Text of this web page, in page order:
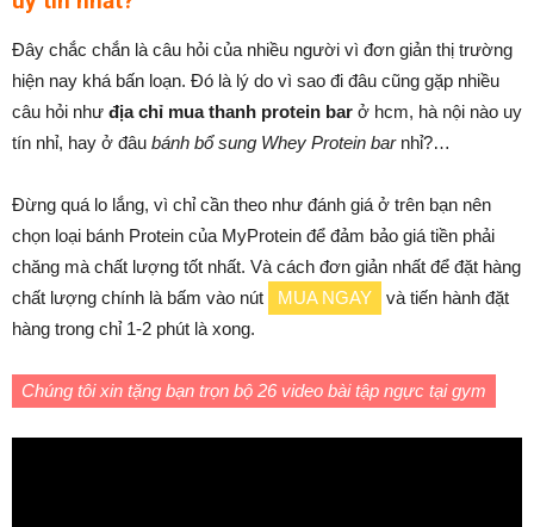
Đây chắc chắn là câu hỏi của nhiều người vì đơn giản thị trường
hiện nay khá bấn loạn. Đó là lý do vì sao đi đâu cũng gặp nhiều
câu hỏi như địa chỉ mua thanh protein bar ở hcm, hà nội nào uy
tín nhỉ, hay ở đâu bánh bổ sung Whey Protein barnhỉ?…
Đừng quá lo lắng, vì chỉ cần theo như đánh giá ở trên bạn nên
chọn loại bánh Protein của MyProtein để đảm bảo giá tiền phải
chăng mà chất lượng tốt nhất. Và cách đơn giản nhất để đặt hàng
chất lượng chính là bấm vào nút
MUA NGAY
và tiến hành đặt
hàng trong chỉ 1-2 phút là xong.
Chúng tôi xin tặng bạn trọn bộ 26 video bài tập ngực tại gym